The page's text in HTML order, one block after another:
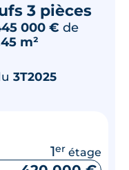
3 pièces
000 € de
m²
3T2025
1er étage